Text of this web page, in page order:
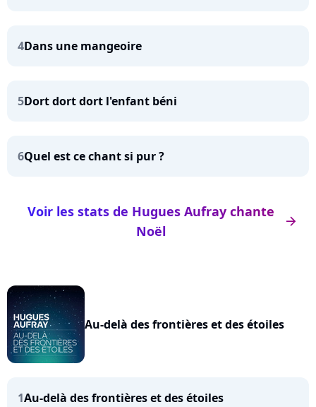
4Dans une mangeoire
5Dort dort dort l'enfant béni
6Quel est ce chant si pur ?
arrow_right
Voir les stats de Hugues Aufray chante
Noël
Au-delà des frontières et des étoiles
1Au-delà des frontières et des étoiles